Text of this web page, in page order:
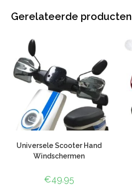
Gerelateerde producten
Universele Scooter Hand
Windschermen
€49.95